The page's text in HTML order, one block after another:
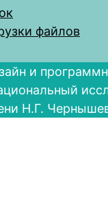
файлов
и
Н.Г.